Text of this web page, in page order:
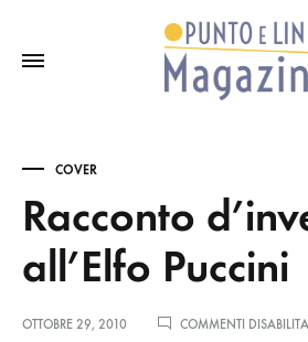
COVER
Racconto
all’Elfo Puccini
OTTOBRE 29, 2010 COMMENTI